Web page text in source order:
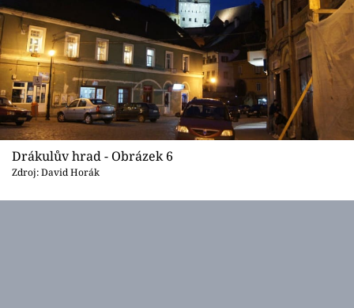
Drákulův hrad - Obrázek 6
Zdroj: David Horák